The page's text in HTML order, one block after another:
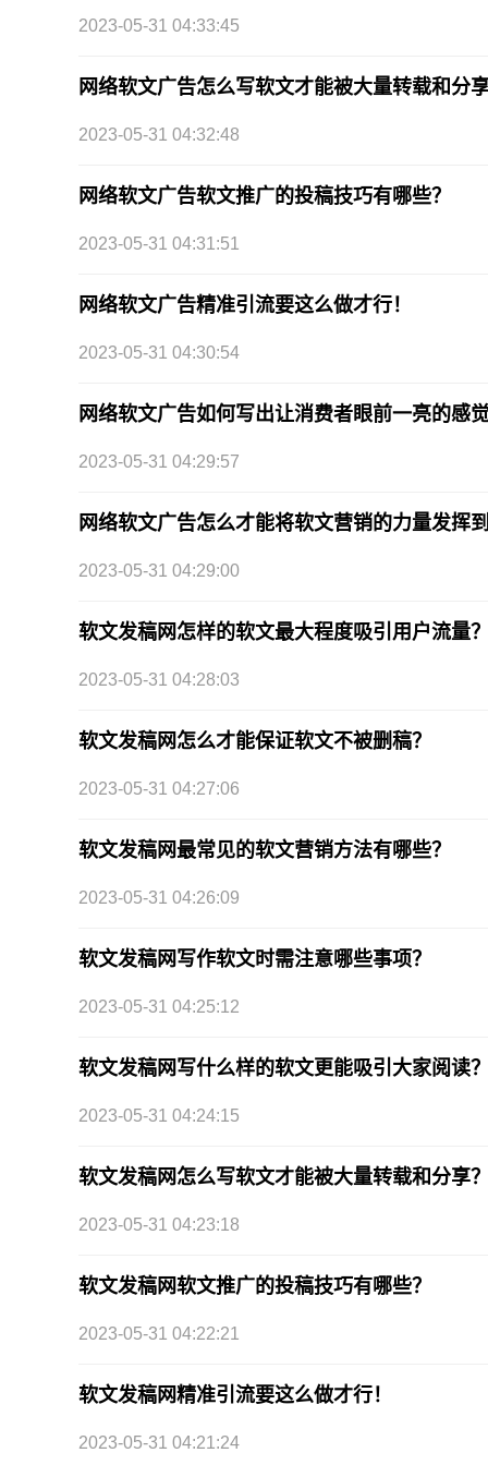
2023-05-31 04:33:45
网络软文广告怎么写软文才能被大量转载和分享
2023-05-31 04:32:48
网络软文广告软文推广的投稿技巧有哪些？
2023-05-31 04:31:51
网络软文广告精准引流要这么做才行！
2023-05-31 04:30:54
网络软文广告如何写出让消费者眼前一亮的感觉
2023-05-31 04:29:57
网络软文广告怎么才能将软文营销的力量发挥到
2023-05-31 04:29:00
软文发稿网怎样的软文最大程度吸引用户流量？
2023-05-31 04:28:03
软文发稿网怎么才能保证软文不被删稿？
2023-05-31 04:27:06
软文发稿网最常见的软文营销方法有哪些？
2023-05-31 04:26:09
软文发稿网写作软文时需注意哪些事项？
2023-05-31 04:25:12
软文发稿网写什么样的软文更能吸引大家阅读？
2023-05-31 04:24:15
软文发稿网怎么写软文才能被大量转载和分享？
2023-05-31 04:23:18
软文发稿网软文推广的投稿技巧有哪些？
2023-05-31 04:22:21
软文发稿网精准引流要这么做才行！
2023-05-31 04:21:24